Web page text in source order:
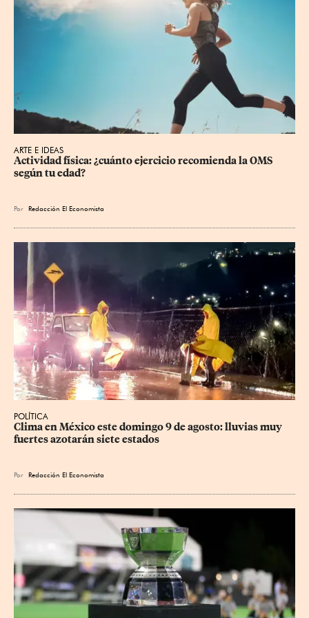
ARTE E IDEAS
Actividad física: ¿cuánto ejercicio recomienda la OMS
según tu edad?
Por Redacción El Economista
POLÍTICA
Clima en México este domingo 9 de agosto: lluvias muy
fuertes azotarán siete estados
Por Redacción El Economista